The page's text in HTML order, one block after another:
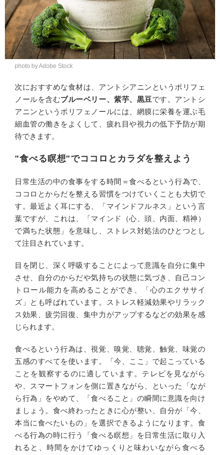
photo by Adobe Stock
次におすすめな食材は、アントシアニンというポリフェ
ノールを含むブルーベリー、紫芋、黒豆です。アントシ
アニンというポリフェノールには、網膜に栄養を運ぶ毛
細血管の働きをよくして、疲れ目や視力の低下予防が期
待できます。
"食べる瞑想"でココロとカラダを整えよう
日常生活の中の食事をする時間＝食べるという行為で、
ココロとからだを整える習慣をつけていくことも大切で
す。最近よく耳にする、「マインドフルネス」という言
葉ですが、これは、「マインド（心、頭、内面、精神）
で満ちた状態」を意味し、ストレス対処法のひとつとし
て注目されています。
目を閉じ、深く呼吸することによって意識を自分に集中
させ、自分のからだや気持ちの状態に気づき、自己コン
トロール能力を高めることができ、「心のエクササイ
ズ」とも呼ばれています。ストレス軽減効果やリラック
ス効果、疲労回復、集中力がアップするなどの効果を感
じられます。
食べるという行為は、視覚、嗅覚、聴覚、触覚、味覚の
五感のすべてを使います。「今、ここ」で起こっている
ことを観察するのに適しています。テレビを見ながら
や、スマートフォンを側に置きながら、といった「なが
ら行為」をやめて、「食べること」の瞬間に意識を向け
ましょう。食べ終わったときに心が整い、自分が「今、
本当に食べたいもの」を選択できるようになります。食
べる行為の時に行う「食べる瞑想」を日常生活に取り入
れると、時間をかけてゆっくりと味わいながら食べる